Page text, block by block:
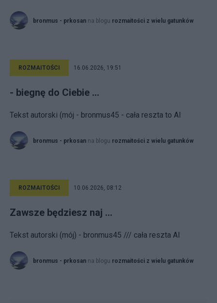
bronmus - prkosan na blogu rozmaitości z wielu gatunków
ROZMAITOŚCI 16.06.2026, 19:51
- biegnę do Ciebie ...
Tekst autorski (mój - bronmus45 - cała reszta to AI
bronmus - prkosan na blogu rozmaitości z wielu gatunków
ROZMAITOŚCI 10.06.2026, 08:12
Zawsze będziesz naj ...
Tekst autorski (mój) - bronmus45 /// cała reszta AI
bronmus - prkosan na blogu rozmaitości z wielu gatunków